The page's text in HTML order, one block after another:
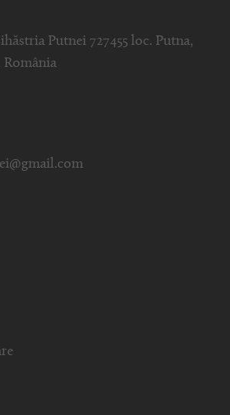
Putnei 727455 loc. Putna,
România